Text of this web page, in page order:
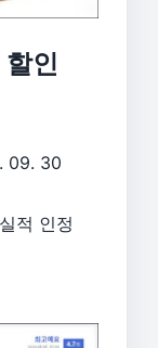
인
09. 30
적 인정